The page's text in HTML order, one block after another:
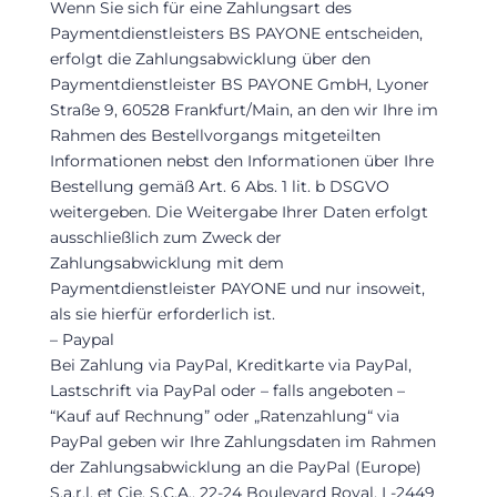
Wenn Sie sich für eine Zahlungsart des
Paymentdienstleisters BS PAYONE entscheiden,
erfolgt die Zahlungsabwicklung über den
Paymentdienstleister BS PAYONE GmbH, Lyoner
Straße 9, 60528 Frankfurt/Main, an den wir Ihre im
Rahmen des Bestellvorgangs mitgeteilten
Informationen nebst den Informationen über Ihre
Bestellung gemäß Art. 6 Abs. 1 lit. b DSGVO
weitergeben. Die Weitergabe Ihrer Daten erfolgt
ausschließlich zum Zweck der
Zahlungsabwicklung mit dem
Paymentdienstleister PAYONE und nur insoweit,
als sie hierfür erforderlich ist.
– Paypal
Bei Zahlung via PayPal, Kreditkarte via PayPal,
Lastschrift via PayPal oder – falls angeboten –
“Kauf auf Rechnung” oder „Ratenzahlung“ via
PayPal geben wir Ihre Zahlungsdaten im Rahmen
der Zahlungsabwicklung an die PayPal (Europe)
S.a.r.l. et Cie, S.C.A., 22-24 Boulevard Royal, L-2449